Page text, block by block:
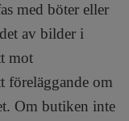
med böter eller
av bilder i
mot
föreläggande om
Om butiken inte